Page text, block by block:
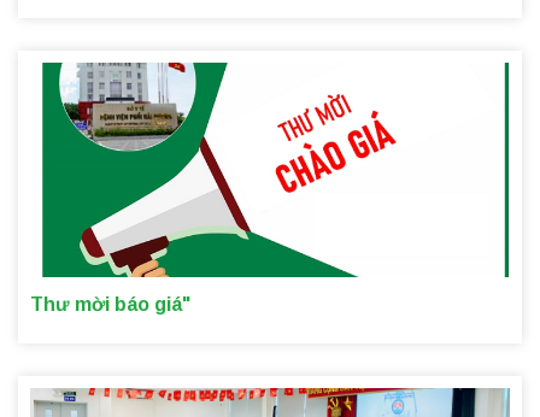
Thư mời báo giá"